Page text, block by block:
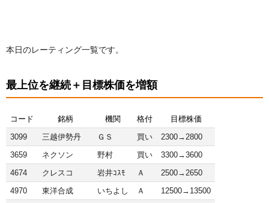
本日のレーティング一覧です。
最上位を継続＋目標株価を増額
コード 銘柄 機関 格付
目標株価
3099
三越伊勢丹 ＧＳ 買い
2300→2800
3659
ネクソン 野村 買い
3300→3600
4674
クレスコ 岩井ｺｽﾓ Ａ
2500→2650
4970
東洋合成 いちよし Ａ
12500→13500